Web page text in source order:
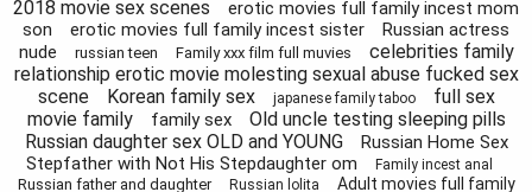
2018 movie sex scenes
erotic movies full family incest mom
son
erotic movies full family incest sister
Russian actress
nude
russian teen Family xxx film full muvies
celebrities family
relationship erotic movie molesting sexual abuse fucked sex
scene
Korean family sex japanese family taboo
full sex
movie family
family sex
Old uncle testing sleeping pills
Russian daughter sex OLD and YOUNG
Russian Home Sex
Stepfather with Not His Stepdaughter om
Family incest anal
Russian father and daughter Russian lolita Adult movies full family